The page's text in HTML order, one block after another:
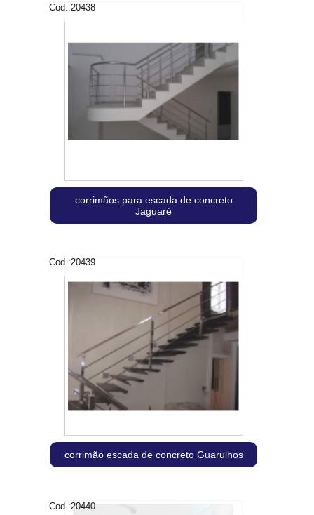
Cod.:20438
corrimãos para escada de concreto
Jaguaré
Cod.:20439
corrimão escada de concreto Guarulhos
Cod.:20440